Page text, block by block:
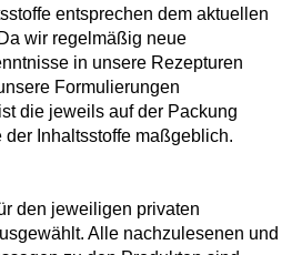
entsprechen dem aktuellen
wir regelmäßig neue
in unsere Rezepturen
Formulierungen
die jeweils auf der Packung
Inhaltsstoffe maßgeblich.
den jeweiligen privaten
Alle nachzulesenen und